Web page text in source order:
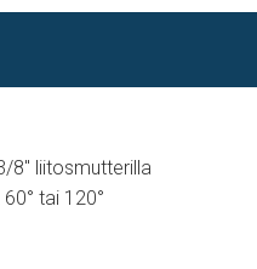
8" liitosmutterilla
tai 120°